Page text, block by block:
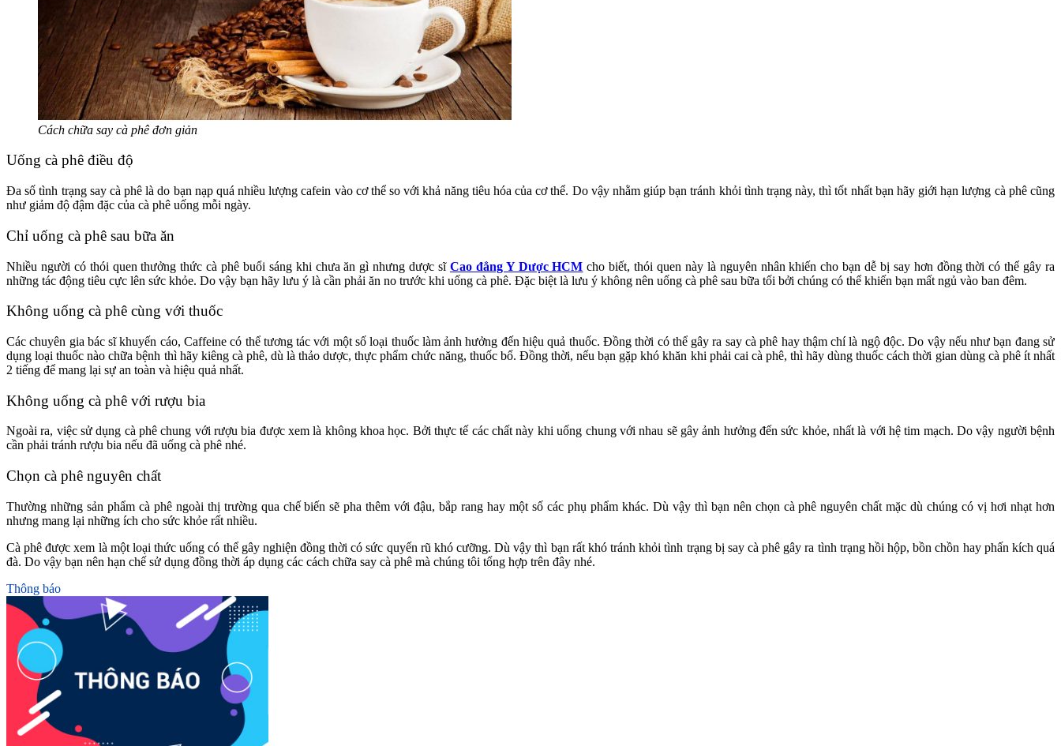
Cách chữa say cà phê đơn giản
Uống cà phê điều độ
Đa số tình trạng say cà phê là do bạn nạp quá nhiều lượng cafein vào cơ thể so với khả năng tiêu hóa của cơ thể. Do vậy nhằm giúp bạn tránh khỏi tình trạng này, thì tốt nhất bạn hãy giới hạn lượng cà phê cũng
như giảm độ đậm đặc của cà phê uống mỗi ngày.
Chỉ uống cà phê sau bữa ăn
Nhiều người có thói quen thưởng thức cà phê buổi sáng khi chưa ăn gì nhưng dược sĩ Cao đẳng Y Dược HCM cho biết, thói quen này là nguyên nhân khiến cho bạn dễ bị say hơn đồng thời có thể gây ra
những tác động tiêu cực lên sức khỏe. Do vậy bạn hãy lưu ý là cần phải ăn no trước khi uống cà phê. Đặc biệt là lưu ý không nên uống cà phê sau bữa tối bởi chúng có thể khiến bạn mất ngủ vào ban đêm.
Không uống cà phê cùng với thuốc
Các chuyên gia bác sĩ khuyến cáo, Caffeine có thể tương tác với một số loại thuốc làm ảnh hưởng đến hiệu quả thuốc. Đồng thời có thể gây ra say cà phê hay thậm chí là ngộ độc. Do vậy nếu như bạn đang sử
dụng loại thuốc nào chữa bệnh thì hãy kiêng cà phê, dù là thảo dược, thực phẩm chức năng, thuốc bổ. Đồng thời, nếu bạn gặp khó khăn khi phải cai cà phê, thì hãy dùng thuốc cách thời gian dùng cà phê ít nhất
2 tiếng để mang lại sự an toàn và hiệu quả nhất.
Không uống cà phê với rượu bia
Ngoài ra, việc sử dụng cà phê chung với rượu bia được xem là không khoa học. Bởi thực tế các chất này khi uống chung với nhau sẽ gây ảnh hưởng đến sức khỏe, nhất là với hệ tim mạch. Do vậy người bệnh
cần phải tránh rượu bia nếu đã uống cà phê nhé.
Chọn cà phê nguyên chất
Thường những sản phẩm cà phê ngoài thị trường qua chế biến sẽ pha thêm với đậu, bắp rang hay một số các phụ phẩm khác. Dù vậy thì bạn nên chọn cà phê nguyên chất mặc dù chúng có vị hơi nhạt hơn
nhưng mang lại những ích cho sức khỏe rất nhiều.
Cà phê được xem là một loại thức uống có thể gây nghiện đồng thời có sức quyến rũ khó cưỡng. Dù vậy thì bạn rất khó tránh khỏi tình trạng bị say cà phê gây ra tình trạng hồi hộp, bồn chồn hay phấn kích quá
đà. Do vậy bạn nên hạn chế sử dụng đồng thời áp dụng các cách chữa say cà phê mà chúng tôi tổng hợp trên đây nhé.
Thông báo